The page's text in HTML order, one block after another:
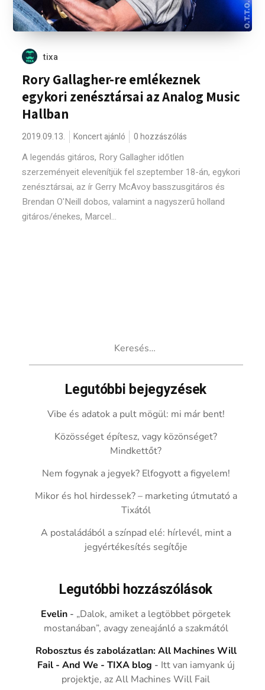
tixa
Rory Gallagher-re emlékeznek
egykori zenésztársai az Analog Music
Hallban
2019.09.13. Koncert ajánló 0 hozzászólás
A legendás gitáros, Rory Gallagher időtlen
szerzeményeit elevenítjük fel szeptember 18-án, egykori
zenésztársai, az ír Gerry McAvoy basszusgitáros és
Brendan O'Neill dobos, valamint a nagyszerű holland
gitáros/énekes, Marcel...
Legutóbbi bejegyzések
Vibe és adatok a pult mögül: mi már bent!
Közösséget építesz, vagy közönséget?
Mindkettőt?
Nem fogynak a jegyek? Elfogyott a figyelem!
Mikor és hol hirdessek? – marketing útmutató a
Tixától
A postaládából a színpad elé: hírlevél, mint a
jegyértékesítés segítője
Legutóbbi hozzászólások
Evelin - „Dalok, amiket a legtöbbet pörgetek
mostanában”, avagy zeneajánló a szakmától
Robosztus és zabolázatlan: All Machines Will
Fail - And We - TIXA blog - Itt van iamyank új
projektje, az All Machines Will Fail